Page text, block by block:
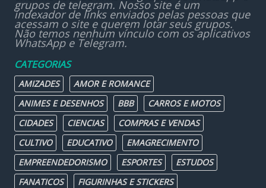
grupos de telegram. Nosso site é um
indexador de links enviados pelas pessoas que
acessam o site e querem lotar seus grupos.
Não temos nenhum vínculo com os aplicativos
WhatsApp e Telegram.
CATEGORIAS
AMIZADES
AMOR E ROMANCE
ANIMES E DESENHOS
BBB
CARROS E MOTOS
CIDADES
CIENCIAS
COMPRAS E VENDAS
CULTIVO
EDUCATIVO
EMAGRECIMENTO
EMPREENDEDORISMO
ESPORTES
ESTUDOS
FANATICOS
FIGURINHAS E STICKERS